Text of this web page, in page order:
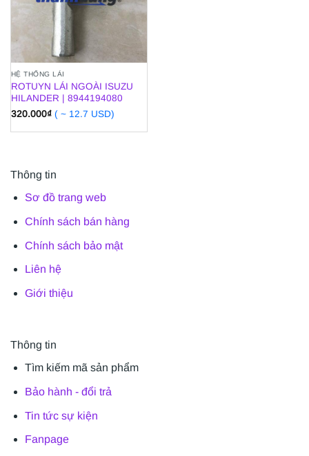
HỆ THỐNG LÁI
ROTUYN LÁI NGOÀI ISUZU
HILANDER | 8944194080
320.000₫ ( ~ 12.7 USD)
Thông tin
Sơ đồ trang web
Chính sách bán hàng
Chính sách bảo mật
Liên hệ
Giới thiệu
Thông tin
Tìm kiếm mã sản phẩm
Bảo hành - đổi trả
Tin tức sự kiện
Fanpage